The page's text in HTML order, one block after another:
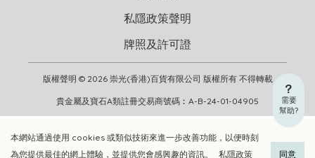
加入購物車 立即選購
本網站通過使用 cookies 或類似技術來進一步改善功能，以便時刻
為您提供最佳的網上體驗，並提供您會感興趣的資訊。
私隱政策 同意
需要
幫助?
版權聲明 © 2026 崇光(香港)百貨有限公司 版權所有 不得轉載
貴金屬及寶石A類註冊交易商號碼︰A-B-24-01-04905
私隱政策聲明
牌照及許可證